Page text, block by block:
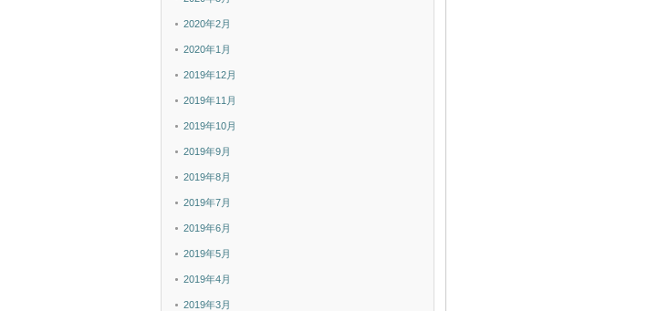
2020年2月
2020年1月
2019年12月
2019年11月
2019年10月
2019年9月
2019年8月
2019年7月
2019年6月
2019年5月
2019年4月
2019年3月